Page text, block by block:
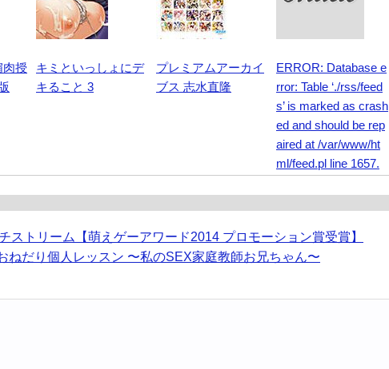
肉授
キミといっしょにデ
キること 3
プレミアムアーカイ
ブス 志水直隆
ERROR: Database e
rror: Table ‘./rss/feed
s’ is marked as crash
ed and should be rep
aired at /var/www/ht
ml/feed.pl line 1657.
ストリーム【萌えゲーアワード2014 プロモーション賞受賞】
ねだり個人レッスン 〜私のSEX家庭教師お兄ちゃん〜